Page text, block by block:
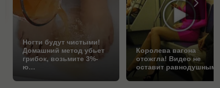
Ногти будут чистыми!
Домашний метод убьет
грибок, возьмите 3%-
ю…
Королева вагона
отожгла! Видео не
оставит равнодушным